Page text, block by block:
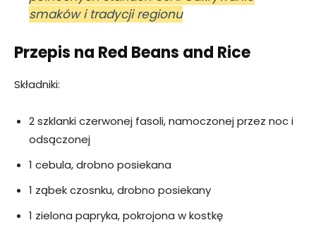
smaków i tradycji regionu
Przepis na Red Beans and Rice
Składniki:
2 szklanki czerwonej fasoli, namoczonej przez noc i
odsączonej
1 cebula, drobno posiekana
1 ząbek czosnku, drobno posiekany
1 zielona papryka, pokrojona w kostkę